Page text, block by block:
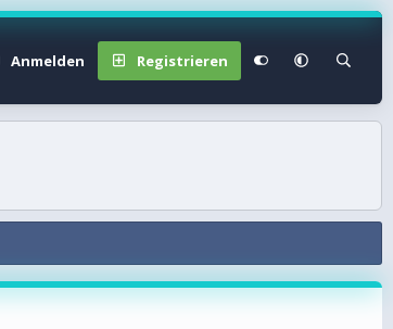
Anmelden Registrieren